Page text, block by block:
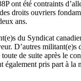
ont été contraints
droits ouvriers
ans.
du Syndicat
D’autres
de suite après le
pris part à la